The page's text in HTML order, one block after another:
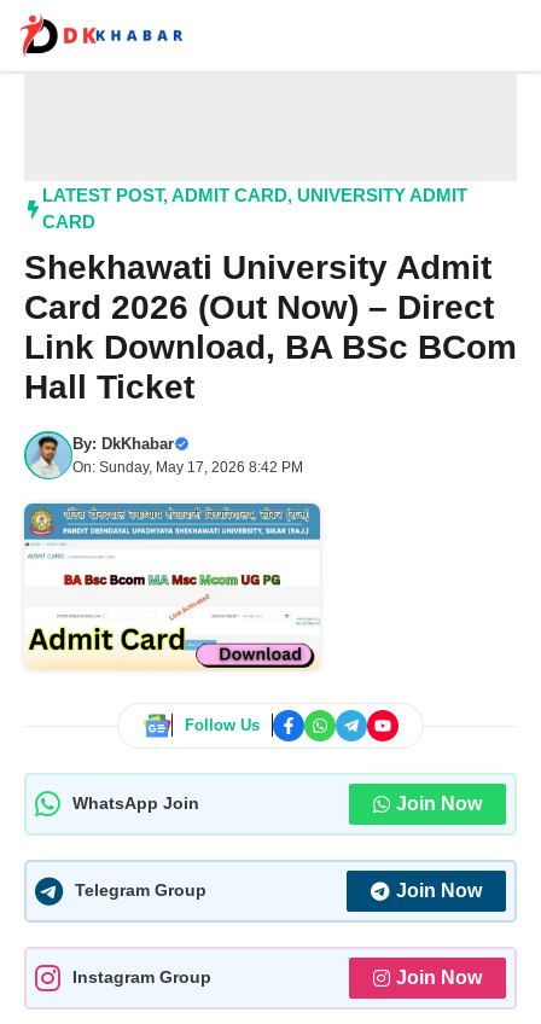
content
LATEST POST,ADMIT CARD, UNIVERSITY ADMIT
CARD
Shekhawati University Admit
Card 2026 (Out Now) – Direct
Link Download, BA BSc BCom
Hall Ticket
By: DkKhabar
On: Sunday, May 17, 2026 8:42 PM
Follow Us
WhatsApp Join Join Now
Telegram Group Join Now
Instagram Group Join Now